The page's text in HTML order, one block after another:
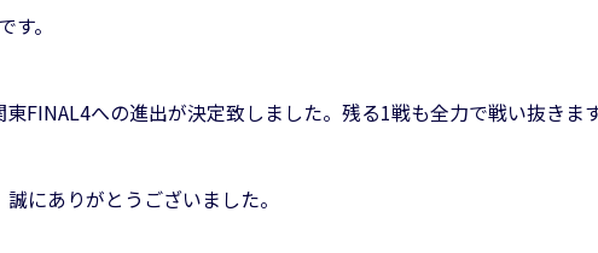
。
FINAL4への進出が決定致しました。残る1戦も全力で戦い抜きま
にありがとうございました。